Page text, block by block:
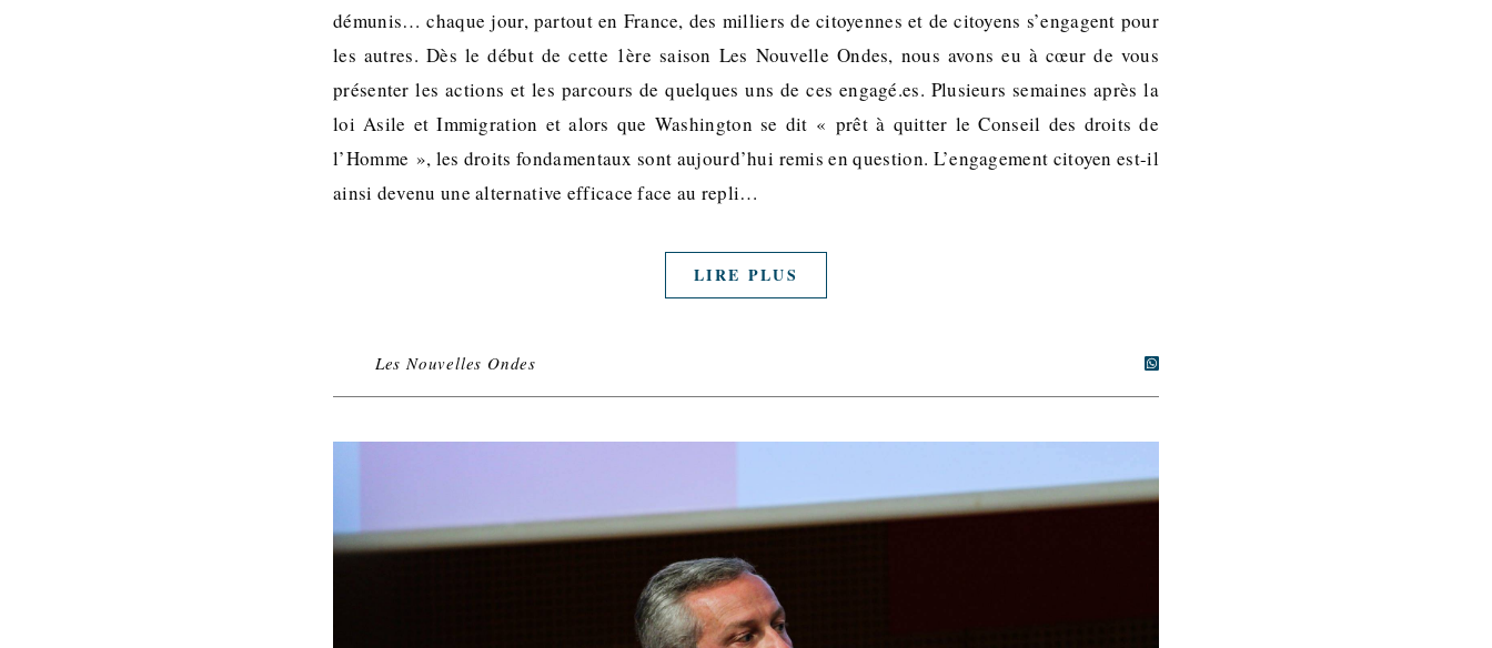
démunis… chaque jour, partout en France, des milliers de citoyennes et de citoyens s’engagent pour
les autres. Dès le début de cette 1ère saison Les Nouvelle Ondes, nous avons eu à cœur de vous
présenter les actions et les parcours de quelques uns de ces engagé.es. Plusieurs semaines après la
loi Asile et Immigration et alors que Washington se dit « prêt à quitter le Conseil des droits de
l’Homme », les droits fondamentaux sont aujourd’hui remis en question. L’engagement citoyen est-il
ainsi devenu une alternative efficace face au repli…
LIRE PLUS
Les Nouvelles Ondes